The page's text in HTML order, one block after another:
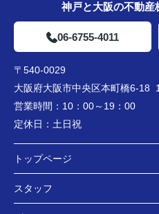
神戸と大阪の不動
06-6755-4011
〒540-0029
大阪府大阪市中央区本町橋6-18
営業時間： 10：00～19：00
定休日： 土日祝
トップページ
スタッフ